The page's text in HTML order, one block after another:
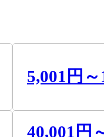
5,001円～
40,001円